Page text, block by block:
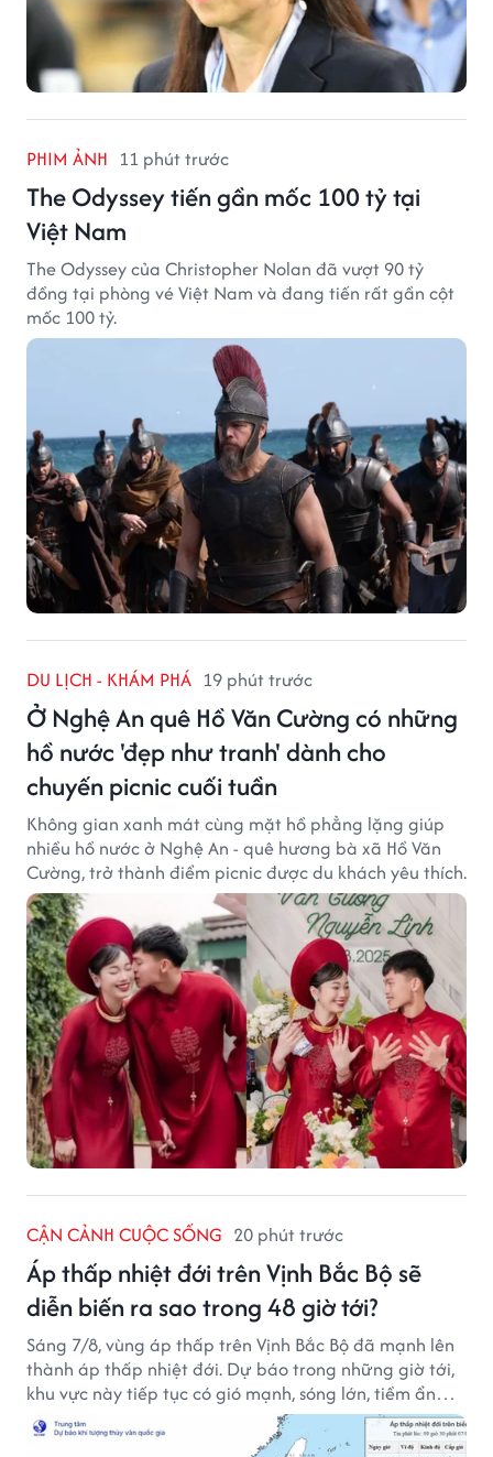
PHIM ẢNH 11 phút trước
The Odyssey tiến gần mốc 100 tỷ tại
Việt Nam
The Odyssey của Christopher Nolan đã vượt 90 tỷ
đồng tại phòng vé Việt Nam và đang tiến rất gần cột
mốc 100 tỷ.
DU LỊCH - KHÁM PHÁ 19 phút trước
Ở Nghệ An quê Hồ Văn Cường có những
hồ nước 'đẹp như tranh' dành cho
chuyến picnic cuối tuần
Không gian xanh mát cùng mặt hồ phẳng lặng giúp
nhiều hồ nước ở Nghệ An - quê hương bà xã Hồ Văn
Cường, trở thành điểm picnic được du khách yêu thích.
CẬN CẢNH CUỘC SỐNG 20 phút trước
Áp thấp nhiệt đới trên Vịnh Bắc Bộ sẽ
diễn biến ra sao trong 48 giờ tới?
Sáng 7/8, vùng áp thấp trên Vịnh Bắc Bộ đã mạnh lên
thành áp thấp nhiệt đới. Dự báo trong những giờ tới,
khu vực này tiếp tục có gió mạnh, sóng lớn, tiềm ẩn
nhiều nguy cơ đối với hoạt động của tàu thuyền trên
biển.